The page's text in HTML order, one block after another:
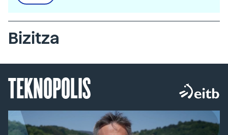
Bizitza
TEKNOPOLIS